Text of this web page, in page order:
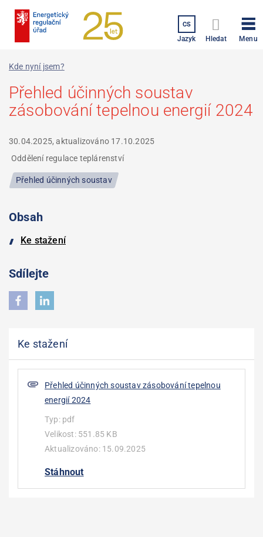
CS
Jazyk Hledat Menu
Kde nyní jsem?
Přehled účinných soustav
zásobování tepelnou energií 2024
30.04.2025, aktualizováno 17.10.2025
Oddělení regulace teplárenství ‎
Přehled účinných soustav
Ke stažení
Přehled účinných soustav zásobování tepelnou
energií 2024
Typ: pdf
Velikost: 551.85 KB
Aktualizováno: 15.09.2025
Stáhnout
Obsah
Ke stažení
Sdílejte